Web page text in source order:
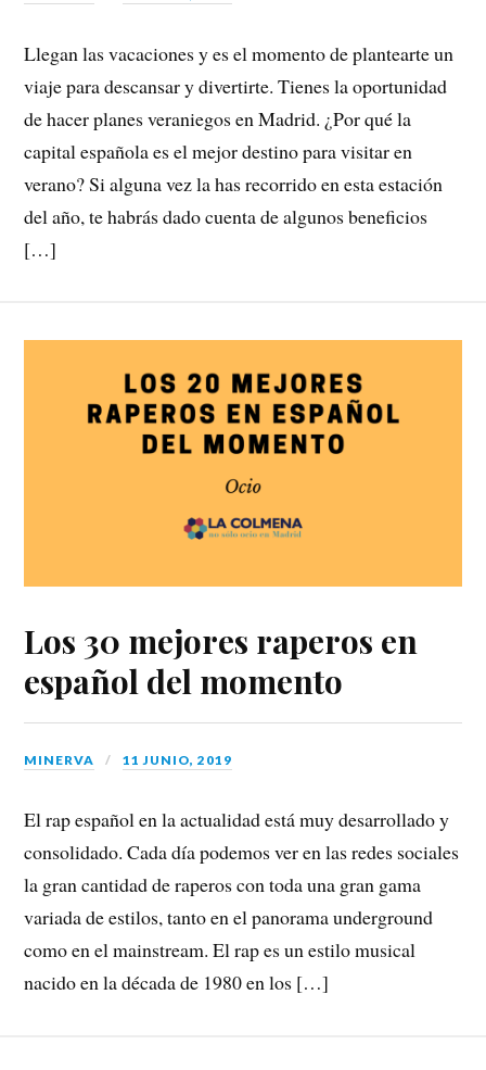
Llegan las vacaciones y es el momento de plantearte un
viaje para descansar y divertirte. Tienes la oportunidad
de hacer planes veraniegos en Madrid. ¿Por qué la
capital española es el mejor destino para visitar en
verano? Si alguna vez la has recorrido en esta estación
del año, te habrás dado cuenta de algunos beneficios
[…]
Los 30 mejores raperos en
español del momento
MINERVA 11 JUNIO, 2019
El rap español en la actualidad está muy desarrollado y
consolidado. Cada día podemos ver en las redes sociales
la gran cantidad de raperos con toda una gran gama
variada de estilos, tanto en el panorama underground
como en el mainstream. El rap es un estilo musical
nacido en la década de 1980 en los […]